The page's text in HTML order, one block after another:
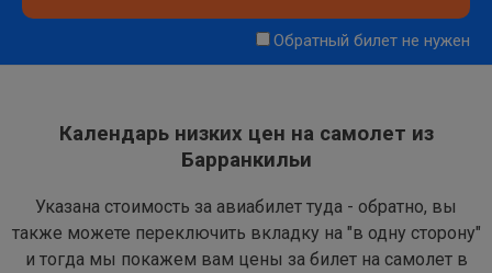
Обратный билет не нужен
Календарь низких цен на самолет из
Барранкильи
Указана стоимость за авиабилет туда - обратно, вы
также можете переключить вкладку на "в одну сторону"
и тогда мы покажем вам цены за билет на самолет в